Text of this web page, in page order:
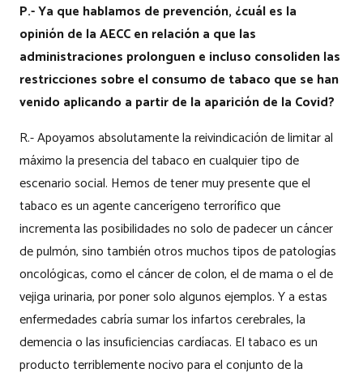
P.- Ya que hablamos de prevención, ¿cuál es la
opinión de la AECC en relación a que las
administraciones prolonguen e incluso consoliden las
restricciones sobre el consumo de tabaco que se han
venido aplicando a partir de la aparición de la Covid?
R.- Apoyamos absolutamente la reivindicación de limitar al
máximo la presencia del tabaco en cualquier tipo de
escenario social. Hemos de tener muy presente que el
tabaco es un agente cancerígeno terrorífico que
incrementa las posibilidades no solo de padecer un cáncer
de pulmón, sino también otros muchos tipos de patologías
oncológicas, como el cáncer de colon, el de mama o el de
vejiga urinaria, por poner solo algunos ejemplos. Y a estas
enfermedades cabría sumar los infartos cerebrales, la
demencia o las insuficiencias cardíacas. El tabaco es un
producto terriblemente nocivo para el conjunto de la